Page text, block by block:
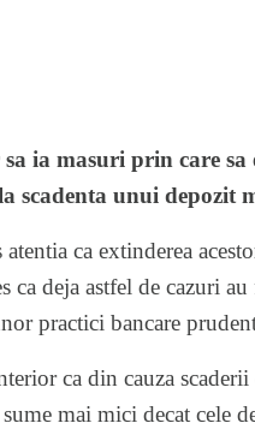
ia masuri prin care
scadenta unui
atentia ca extinderea
ca deja astfel de cazuri
practici bancare
ca din cauza
mai mici decat cele